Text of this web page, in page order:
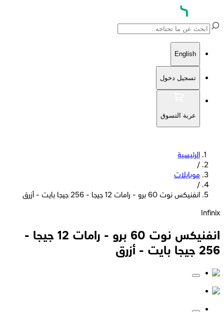
English
تسجيل دخول
عربة التسوق
الرئيسية
/
موبايلات
/
انفنيكس نوت 60 برو - رامات 12 جيجا - 256 جيجا بايت - أزرق
Infinix
انفنيكس نوت 60 برو - رامات 12 جيجا -
256 جيجا بايت - أزرق